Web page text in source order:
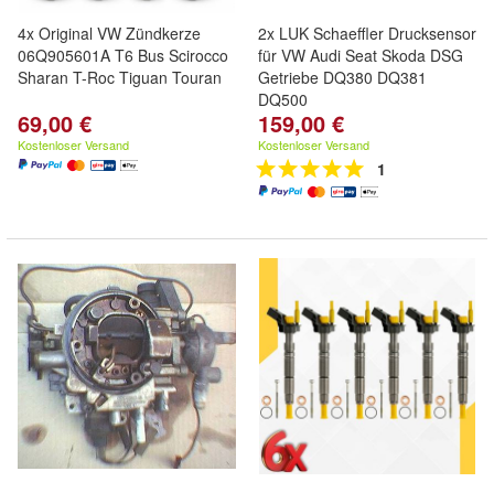
4x Original VW Zündkerze
06Q905601A T6 Bus Scirocco
Sharan T-Roc Tiguan Touran
69,00 €
Kostenloser Versand
2x LUK Schaeffler Drucksensor
für VW Audi Seat Skoda DSG
Getriebe DQ380 DQ381
DQ500
159,00 €
Kostenloser Versand
1